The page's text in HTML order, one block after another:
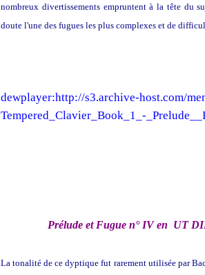
nombreux divertissements empruntent à la tête du
doute l'une des fugues les plus complexes et de
dewplayer:http://s3.archive-host.com/
Tempered_Clavier_Book_1_-
Prélude et Fugue n° IV en UT
La tonalité de ce dyptique fut rarement utilisée par